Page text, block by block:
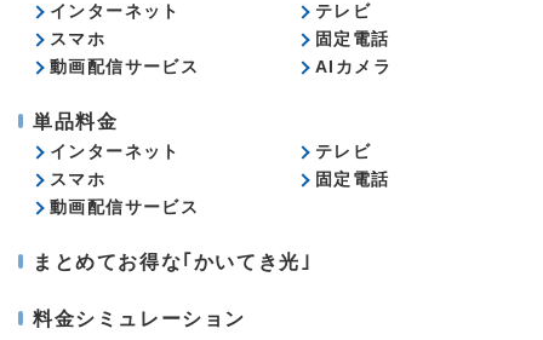
インターネット
テレビ
スマホ
固定電話
動画配信サービス
AIカメラ
単品料金
インターネット
テレビ
スマホ
固定電話
動画配信サービス
まとめてお得な｢かいてき光｣
料金シミュレーション